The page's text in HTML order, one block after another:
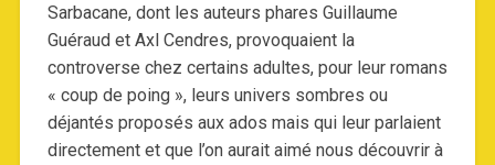
Sarbacane, dont les auteurs phares Guillaume
Guéraud et Axl Cendres, provoquaient la
controverse chez certains adultes, pour leur romans
« coup de poing », leurs univers sombres ou
déjantés proposés aux ados mais qui leur parlaient
directement et que l’on aurait aimé nous découvrir à